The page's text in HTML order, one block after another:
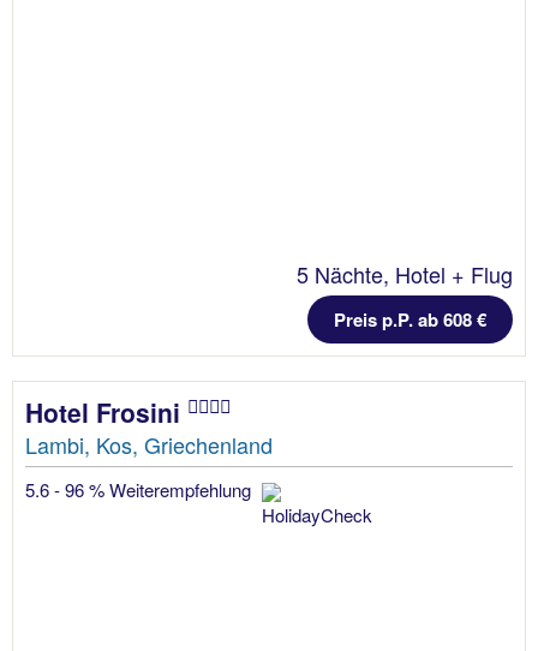
5 Nächte, Hotel + Flug
Preis p.P. ab 608 €
Hotel Frosini
Lambi, Kos, Griechenland
5.6 - 96 % Weiterempfehlung